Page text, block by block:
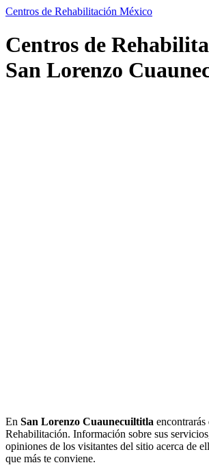
Centros de Rehabilitación México
Centros de
San Lorenzo
En San Lorenzo Cuaunecuiltitla
Rehabilitación. Información sobre sus
opiniones de los visitantes del sitio acerca de
que más te conviene.